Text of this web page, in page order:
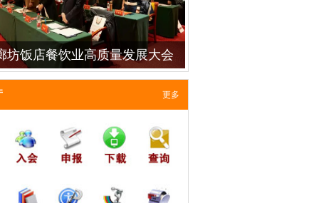
坊饭店餐饮业高质量发展大会
重召开
更多